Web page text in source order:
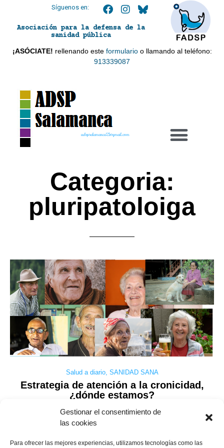
Gestionar el consentimiento de
las cookies
Para ofrecer las mejores experiencias, utilizamos tecnologías como las
Síguenos en:
Asociación para la defensa de la
sanidad pública
¡ASÓCIATE! rellenando este formularioo llamando al teléfono:
913339087
adspsalamanca21@gmail.com
Categoria:
pluripatoloiga
Salud a diario, SANIDAD SANA
Estrategia de atención a la cronicidad,
¿dónde estamos?
Cronicidad en el Congreso de los Diputados a solicitud de la